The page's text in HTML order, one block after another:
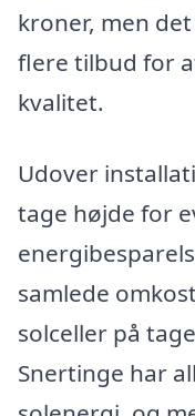
kroner, men
flere tilbud for
kvalitet.
Udover
tage højde for
samlede
solceller på
Snertinge har